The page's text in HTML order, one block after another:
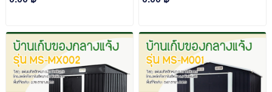
ไม่มีพื้นภายใน
ไม่มีพื้นภายใน